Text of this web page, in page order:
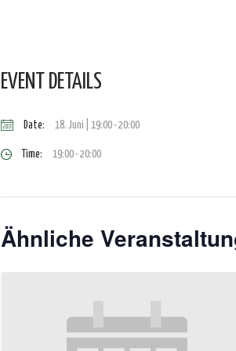
EVENT DETAILS
Date: 18. Juni | 19:00-20:00
Time: 19:00 - 20:00
Ähnliche